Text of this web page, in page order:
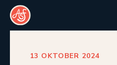
13 OKTOBER 2024